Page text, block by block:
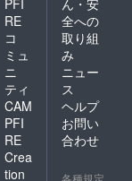
RE
コ
ミュ
ニ
ティ
CAM
PFI
RE
Crea
tion
全への
取り組
み
ニュー
ス
ヘルプ
お問い
合わせ
各種規定